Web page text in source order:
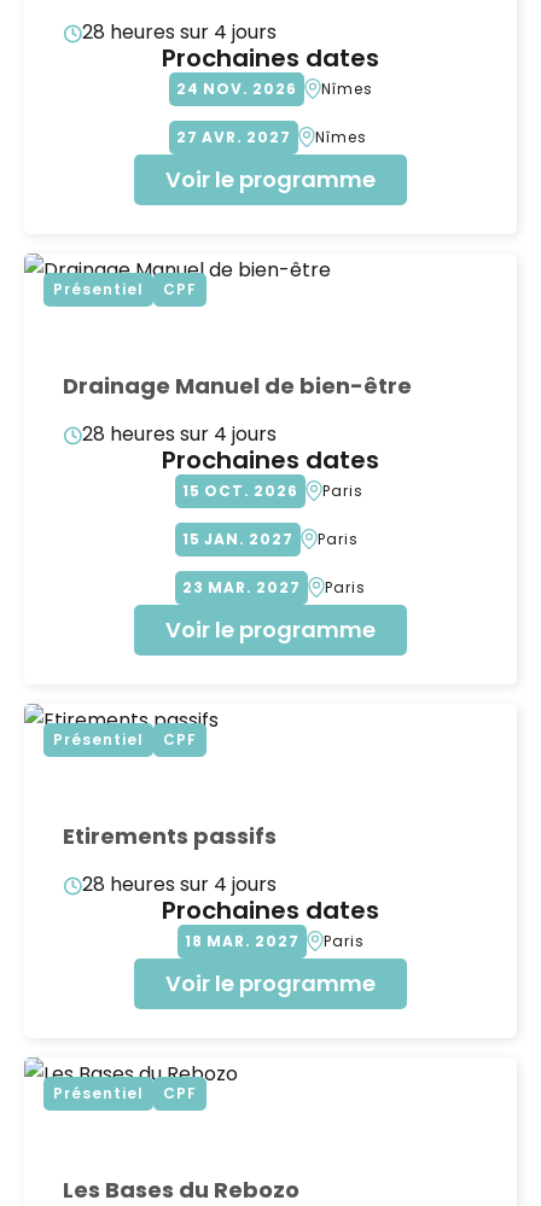
28 heures sur 4 jours
Prochaines dates
24 NOV 2026 Nîmes
27 AVR 2027 Nîmes
Voir le programme
Présentiel CPF
Drainage Manuel de bien-être
28 heures sur 4 jours
Prochaines dates
15 OCT 2026 Paris
15 JAN 2027 Paris
23 MAR 2027 Paris
Voir le programme
Présentiel CPF
Etirements passifs
28 heures sur 4 jours
Prochaines dates
18 MAR 2027 Paris
Voir le programme
Présentiel CPF
Les Bases du Rebozo